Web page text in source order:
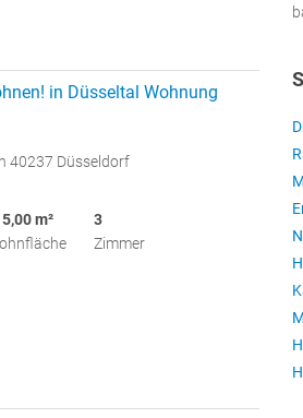
in Düsseltal Wohnung
40237 Düsseldorf
m²
3
Zimmer